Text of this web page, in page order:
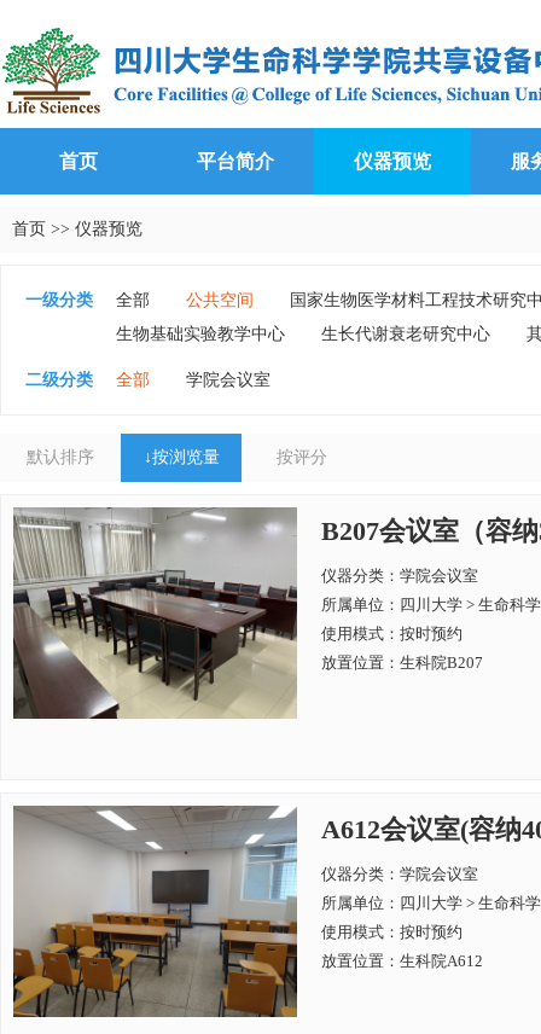
首页 平台简介 仪器预览 服
首页 >> 仪器预览
一级分类 全部 公共空间
国家生物医学材料工程技术研究
生物基础实验教学中心
生长代谢衰老研究中心
二级分类 全部 学院会议室
默认排序 ↓按浏览量 按评分
B207会议室（容
仪器分类：学院会议室
所属单位： 四川大学 > 生命科
使用模式：按时预约
放置位置：生科院B207
A612会议室(容纳
仪器分类：学院会议室
所属单位： 四川大学 > 生命科
使用模式：按时预约
放置位置：生科院A612